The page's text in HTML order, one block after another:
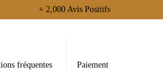
+ 2,000 Avis Positifs
fréquentes Paiement